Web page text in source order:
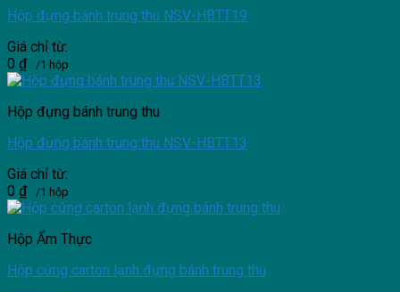
Hộp đựng bánh trung thu NSV-HBTT19
Giá chỉ từ:
0 ₫ /1 hộp
Hộp đựng bánh trung thu
Hộp đựng bánh trung thu NSV-HBTT13
Giá chỉ từ:
0 ₫ /1 hộp
Hộp Ẩm Thực
Hộp cứng carton lạnh đựng bánh trung thu